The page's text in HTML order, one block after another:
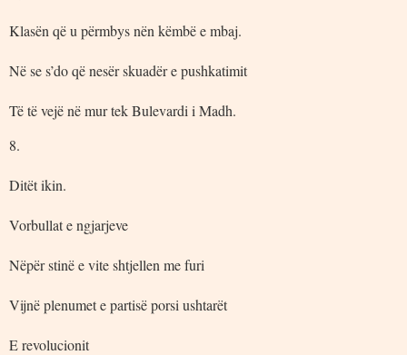
Klasën që u përmbys nën këmbë e mbaj.
Në se s’do që nesër skuadër e pushkatimit
Të të vejë në mur tek Bulevardi i Madh.
8.
Ditët ikin.
Vorbullat e ngjarjeve
Nëpër stinë e vite shtjellen me furi
Vijnë plenumet e partisë porsi ushtarët
E revolucionit